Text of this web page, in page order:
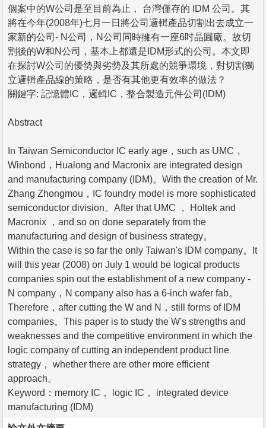
個案中的W公司是至目前為止， 台灣僅存的 IDM 公司。其
將在今年(2008年)七月一日將公司邏輯產品切割出去成立一
家新的公司- N公司，N公司同時擁有一座6吋晶圓廠。故切
割後的W和N公司，基本上都還是IDM形式的公司。本文即
在探討W公司的優勢與劣勢及其所處的競爭環境，對切割獨
立邏輯產品線的策略，是否有其他更有效率的做法？
關鍵字: 記憶體IC，邏輯IC，整合製造元件公司(IDM)
Abstract
In Taiwan Semiconductor IC early age，such as UMC，
Winbond，Hualong and Macronix are integrated design
and manufacturing company (IDM)。With the creation of Mr.
Zhang Zhongmou，IC foundry model is more sophisticated
semiconductor division。After that UMC ， Holtek and
Macronix ，and so on done separately from the
manufacturing and design of business strategy。
Within the case is so far the only Taiwan's IDM company。It
will this year (2008) on July 1 would be logical products
companies spin out the establishment of a new company -
N company，N company also has a 6-inch wafer fab。
Therefore，after cutting the W and N，still forms of IDM
companies。This paper is to study the W's strengths and
weaknesses and the competitive environment in which the
logic company of cutting an independent product line
strategy， whether there are other more efficient
approach。
Keyword：memory IC， logic IC， integrated device
manufacturing (IDM)